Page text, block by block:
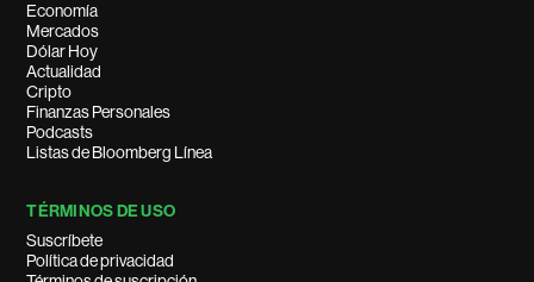
Economía
Mercados
Dólar Hoy
Actualidad
Cripto
Finanzas Personales
Podcasts
Listas de Bloomberg Línea
TÉRMINOS DE USO
Suscríbete
Política de privacidad